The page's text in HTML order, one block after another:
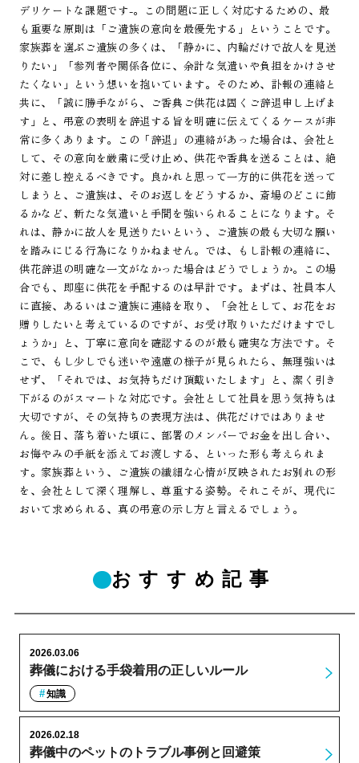
デリケートな課題です-。この問題に正しく対応するための、最
も重要な原則は「ご遺族の意向を最優先する」ということです。
家族葬を選ぶご遺族の多くは、「静かに、内輪だけで故人を見送
りたい」「参列者や関係各位に、余計な気遣いや負担をかけさせ
たくない」という想いを抱いています。そのため、訃報の連絡と
共に、「誠に勝手ながら、ご香典ご供花は固くご辞退申し上げま
す」と、弔意の表明を辞退する旨を明確に伝えてくるケースが非
常に多くあります。この「辞退」の連絡があった場合は、会社と
して、その意向を厳粛に受け止め、供花や香典を送ることは、絶
対に差し控えるべきです。良かれと思って一方的に供花を送って
しまうと、ご遺族は、そのお返しをどうするか、斎場のどこに飾
るかなど、新たな気遣いと手間を強いられることになります。そ
れは、静かに故人を見送りたいという、ご遺族の最も大切な願い
を踏みにじる行為になりかねません。では、もし訃報の連絡に、
供花辞退の明確な一文がなかった場合はどうでしょうか。この場
合でも、即座に供花を手配するのは早計です。まずは、社員本人
に直接、あるいはご遺族に連絡を取り、「会社として、お花をお
贈りしたいと考えているのですが、お受け取りいただけますでし
ょうか」と、丁寧に意向を確認するのが最も確実な方法です。そ
こで、もし少しでも迷いや遠慮の様子が見られたら、無理強いは
せず、「それでは、お気持ちだけ頂戴いたします」と、潔く引き
下がるのがスマートな対応です。会社として社員を思う気持ちは
大切ですが、その気持ちの表現方法は、供花だけではありませ
ん。後日、落ち着いた頃に、部署のメンバーでお金を出し合い、
お悔やみの手紙を添えてお渡しする、といった形も考えられま
す。家族葬という、ご遺族の繊細な心情が反映されたお別れの形
を、会社として深く理解し、尊重する姿勢。それこそが、現代に
おいて求められる、真の弔意の示し方と言えるでしょう。
おすすめ記事
葬儀における手袋着用の正しいルール
2026.03.06
知識
葬儀中のペットのトラブル事例と回避策
2026.02.18